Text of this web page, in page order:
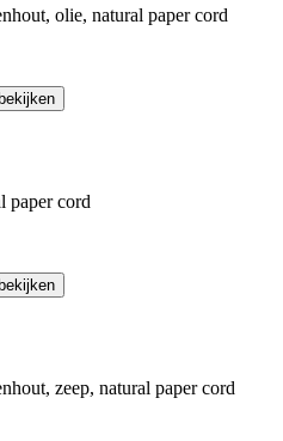
olie, natural paper cord
paper cord
zeep, natural paper cord